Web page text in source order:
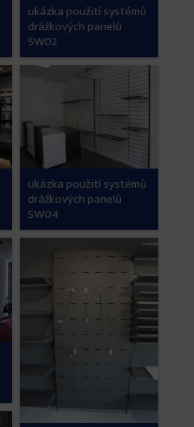
ukázka použití systémů
drážkových panelů
SW02
ukázka použití systémů
drážkových panelů
SW04